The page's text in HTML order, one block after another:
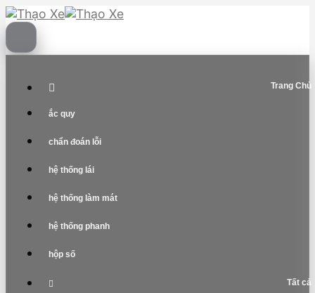
Skip
to
content
Trang Chủ
ắc quy
chẩn đoán lỗi
hệ thống lái
hệ thống làm mát
hệ thống phanh
hộp số
Tất cả